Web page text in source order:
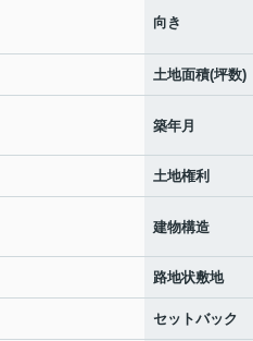
向き
土地面積(坪数)
築年月
土地権利
建物構造
路地状敷地
セットバック